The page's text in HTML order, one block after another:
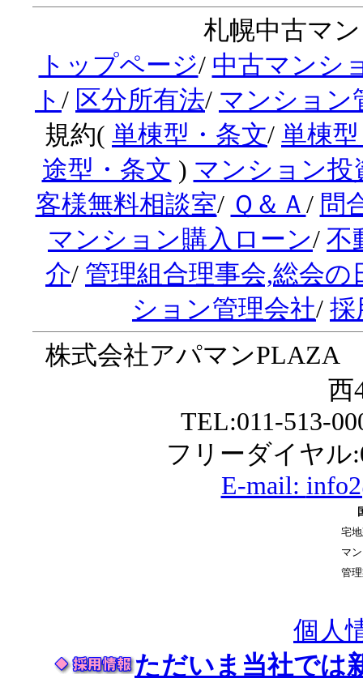
札幌中古マ
トップページ/ 中古マンシ
ト / 区分所有法/ マンション
規約( 単棟型・条文/ 単棟
途型・条文 ) マンション投
客様無料相談室/ Ｑ＆Ａ / 問
マンション購入ローン/ 不
介/ 管理組合理事会,総会の
ション管理会社/ 採
株式会社アパマン
西
TEL:011-513-
フリーダイヤル
E-mail:
宅
マ
管
個人
ただいま当社では